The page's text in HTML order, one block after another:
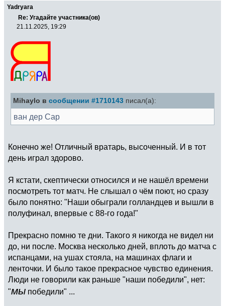
Yadryara
Re: Угадайте участника(ов)
21.11.2025, 19:29
Mihaylo в сообщении #1710143 писал(а):
ван дер Сар
Конечно же! Отличный вратарь, высоченный. И в тот
день играл здорово.
Я кстати, скептически относился и не нашёл времени
посмотреть тот матч. Не слышал о чём поют, но сразу
было понятно: "Наши обыграли голландцев и вышли в
полуфинал, впервые с 88-го года!"
Прекрасно помню те дни. Такого я никогда не видел ни
до, ни после. Москва несколько дней, вплоть до матча с
испанцами, на ушах стояла, на машинах флаги и
ленточки. И было такое прекрасное чувство единения.
Люди не говорили как раньше "наши победили", нет:
"мы победили" ...